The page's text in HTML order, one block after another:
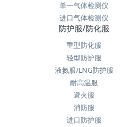
单一气体检测仪
进口气体检测仪
防护服/防化服
重型防化服
轻型防护服
液氮服/LNG防护服
耐高温服
避火服
消防服
进口防护服